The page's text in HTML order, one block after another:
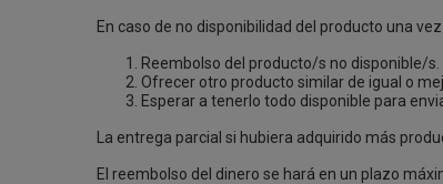
En caso de no disponibilidad del producto una
Reembolso del producto/s no disponible/s.
Ofrecer otro producto similar de igual o
Esperar a tenerlo todo disponible para
La entrega parcial si hubiera adquirido más
El reembolso del dinero se hará en un plazo